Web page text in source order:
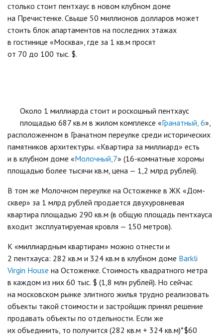
столько стоит пентхаус в новом клубном доме
на Пречистенке. Свыше 50 миллионов долларов может
стоить блок апартаментов на последних этажах
в гостинице «Москва», где за 1 кв.м просят
от 70 до 100 тыс. $.
Около 1 миллиарда стоит и роскошный пентхаус
площадью 687 кв.м в жилом комплексе «Гранатный, 6»,
расположенном в Гранатном переулке среди исторических
памятников архитектуры. «Квартира за миллиард» есть
и в клубном доме «Молочный,7» (16-комнатные хоромы
площадью более тысячи кв.м, цена — 1,2 млрд рублей).
В том же Молочном переулке на Остоженке в ЖК «Дом-
сквер» за 1 млрд рублей продается двухуровневая
квартира площадью 290 кв.м (в общую площадь пентхауса
входит эксплуатируемая кровля — 150 метров).
К «миллиардным квартирам» можно отнести и
2 пентхауса: 282 кв.м и 324 кв.м в клубном доме Barkli
Virgin House на Остоженке. Стоимость квадратного метра
в каждом из них 60 тыс. $ (1,8 млн рублей). Но сейчас
на московском рынке элитного жилья трудно реализовать
объекты такой стоимости и застройщик принял решение
продавать объекты по отдельности. Если же
их объединить, то получится (282 кв.м + 324 кв.м)*$60